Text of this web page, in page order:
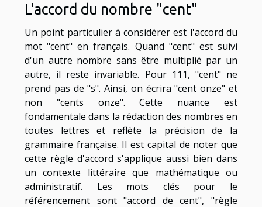
L'accord du nombre "cent"
Un point particulier à considérer est l'accord du
mot "cent" en français. Quand "cent" est suivi
d'un autre nombre sans être multiplié par un
autre, il reste invariable. Pour 111, "cent" ne
prend pas de "s". Ainsi, on écrira "cent onze" et
non "cents onze". Cette nuance est
fondamentale dans la rédaction des nombres en
toutes lettres et reflète la précision de la
grammaire française. Il est capital de noter que
cette règle d'accord s'applique aussi bien dans
un contexte littéraire que mathématique ou
administratif. Les mots clés pour le
référencement sont "accord de cent", "règle